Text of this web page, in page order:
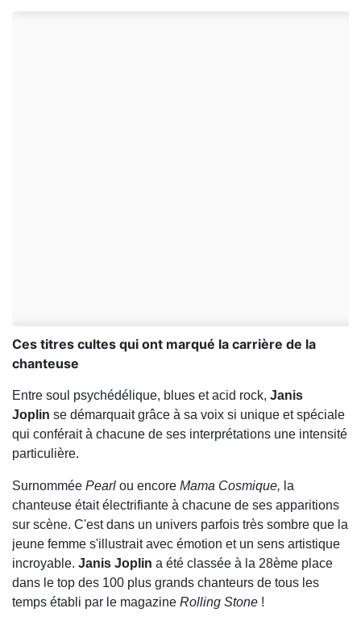
Ces titres cultes qui ont marqué la carrière de la
chanteuse
Entre soul psychédélique, blues et acid rock, Janis
Joplin se démarquait grâce à sa voix si unique et spéciale
qui conférait à chacune de ses interprétations une intensité
particulière.
Surnommée Pearl ou encore Mama Cosmique, la
chanteuse était électrifiante à chacune de ses apparitions
sur scène. C'est dans un univers parfois très sombre que la
jeune femme s'illustrait avec émotion et un sens artistique
incroyable. Janis Joplin a été classée à la 28ème place
dans le top des 100 plus grands chanteurs de tous les
temps établi par le magazine Rolling Stone !